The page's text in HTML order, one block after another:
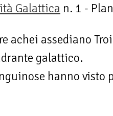
Galattica n. 1 -
achei assediano
galattico.
hanno visto